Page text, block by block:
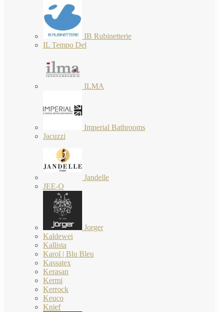
IB Rubinetterie
IL Tempo Del
ILMA
Imperial Bathrooms
Jacuzzi
Jandelle
JEE-O
Jorger
Kaldewei
Kallista
Karol | Blu Bleu
Kassatex
Kerasan
Kermi
Kerrock
Keuco
Knief